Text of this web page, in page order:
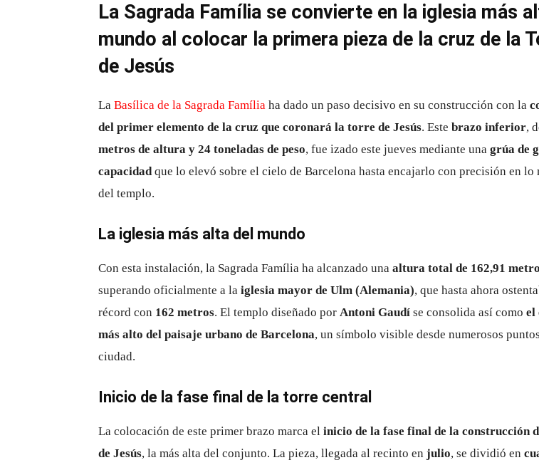
La Sagrada Família se convierte en la iglesia más
mundo al colocar la primera pieza de la cruz de la
de Jesús
La Basílica de la Sagrada Família ha dado un paso decisivo en su construcción con la
del primer elemento de la cruz que coronará la torre de Jesús. Este brazo inferior,
metros de altura y 24 toneladas de peso, fue izado este jueves mediante una grúa de
capacidadque lo elevó sobre el cielo de Barcelona hasta encajarlo con precisión en lo
del templo.
La iglesia más alta del mundo
Con esta instalación, la Sagrada Família ha alcanzado una altura total de 162,91
superando oficialmente a la iglesia mayor de Ulm (Alemania), que hasta ahora
récord con 162 metros. El templo diseñado por Antoni Gaudí se consolida así como el
más alto del paisaje urbano de Barcelona, un símbolo visible desde numerosos
ciudad.
Inicio de la fase final de la torre central
La colocación de este primer brazo marca el inicio de la fase final de la construcción
de Jesús, la más alta del conjunto. La pieza, llegada al recinto en julio, se dividió en